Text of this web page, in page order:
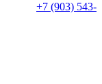
+7 (903) 543-